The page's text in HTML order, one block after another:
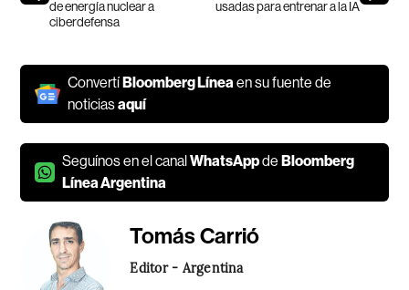
de energía nuclear a
ciberdefensa
usadas para entrenar a la IA
ConvertíBloomberg Líneaen su fuente de
noticiasaquí
Seguínos en el canalWhatsAppdeBloomberg
Línea Argentina
Tomás Carrió
Editor - Argentina